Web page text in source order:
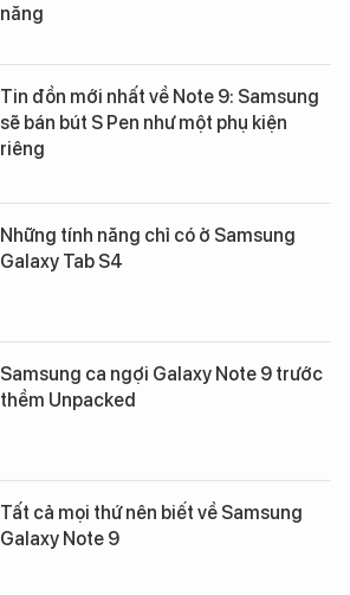
năng
Tin đồn mới nhất về Note 9: Samsung
sẽ bán bút S Pen như một phụ kiện
riêng
Những tính năng chỉ có ở Samsung
Galaxy Tab S4
Samsung ca ngợi Galaxy Note 9 trước
thềm Unpacked
Tất cả mọi thứ nên biết về Samsung
Galaxy Note 9